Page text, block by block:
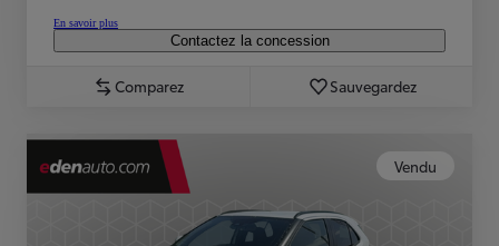
En savoir plus
Contactez la concession
Comparez Sauvegardez
Vendu